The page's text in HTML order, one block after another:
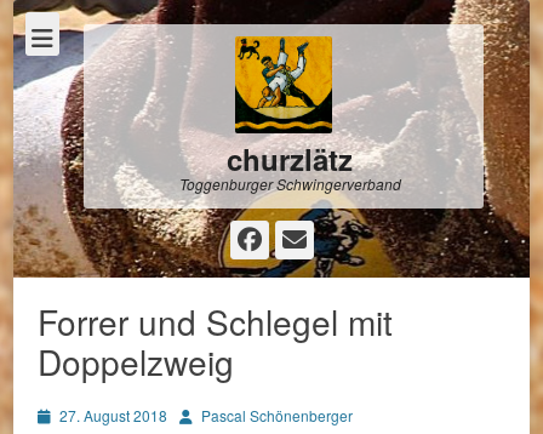
churzlätz
Toggenburger Schwingerverband
Facebook
E-
Mail
Forrer und Schlegel mit
Doppelzweig
Posted27. August 2018 AutorPascal Schönenberger